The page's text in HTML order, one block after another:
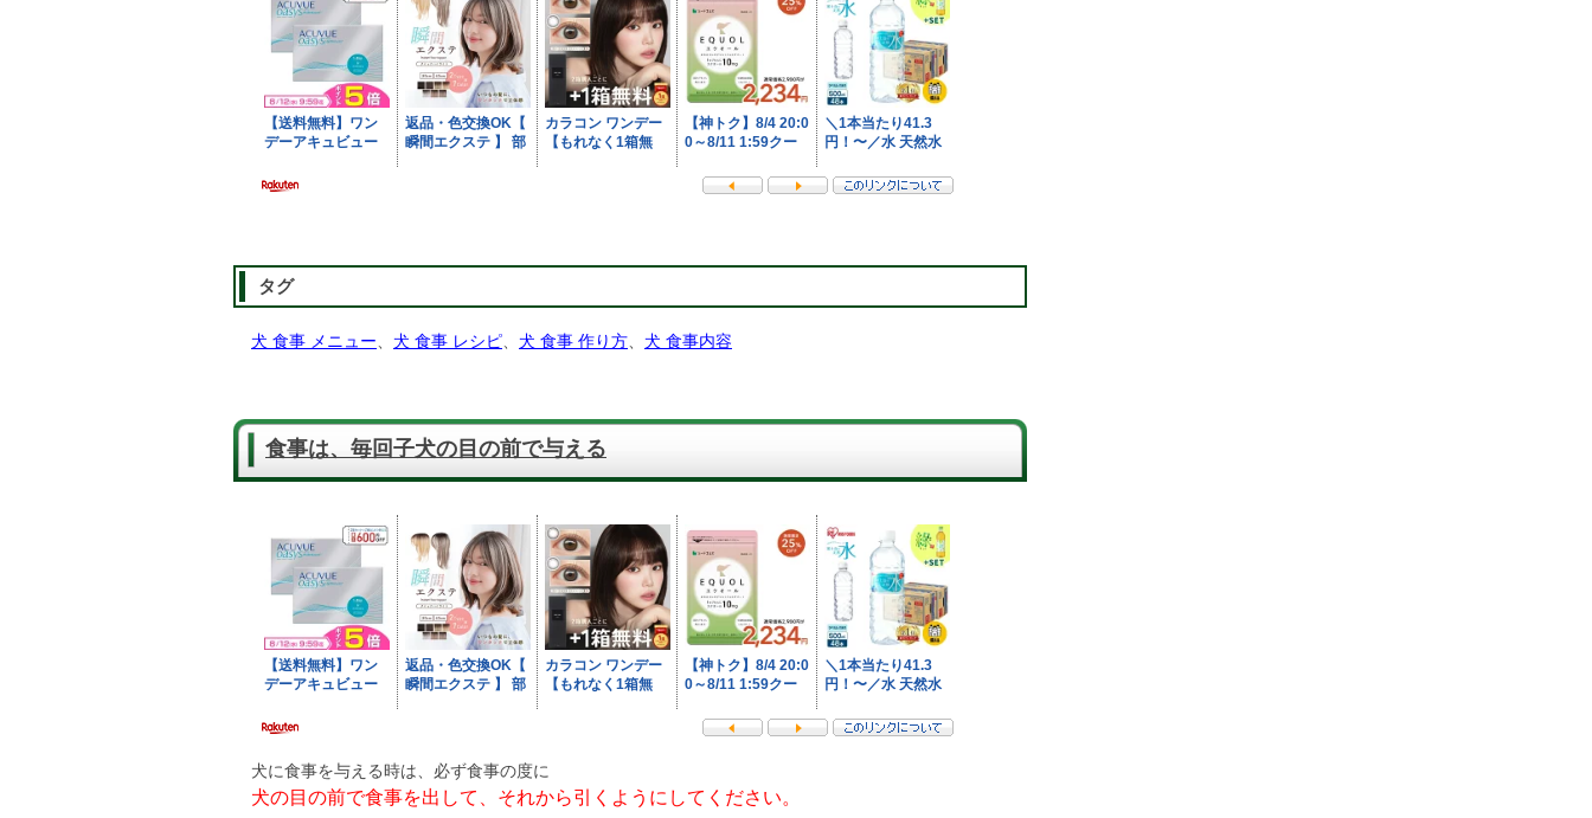
タグ
犬 食事 メニュー 犬 食事 レシピ 犬 食事 作り方 犬 食事内容
食事は、毎回子犬の目の前で与える
犬に食事を与える時は、必ず食事の度に
犬の目の前で食事を出して、それから引くようにしてください。